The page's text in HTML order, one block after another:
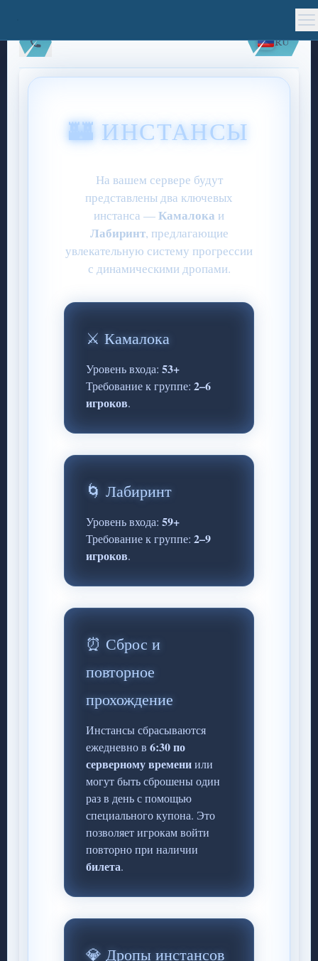
RU
🏰 ИНСТАНСЫ
На вашем сервере будут
представлены два ключевых
инстанса —Камалока и
Лабиринт, предлагающие
увлекательную систему прогрессии
с динамическими дропами.
⚔️ Камалока
Уровень входа: 53+
Требование к группе: 2–6
игроков.
🌀 Лабиринт
Уровень входа: 59+
Требование к группе: 2–9
игроков.
⏰ Сброс и
повторное
прохождение
Инстансы сбрасываются
ежедневно в 6:30 по
серверному времениили
могут быть сброшены один
раз в день с помощью
специального купона. Это
позволяет игрокам войти
повторно при наличии
билета.
💎 Дропы инстансов